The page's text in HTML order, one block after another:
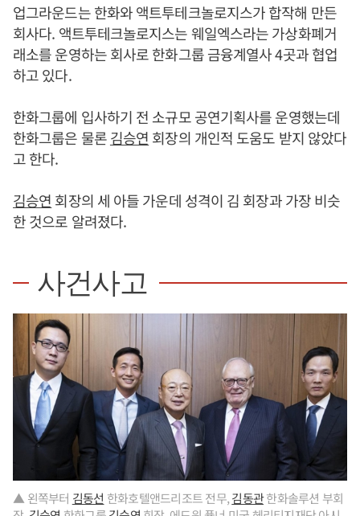
업그라운드는 한화와 액트투테크놀로지스가 합작해 만든
회사다. 액트투테크놀로지스는 웨일엑스라는 가상화폐거
래소를 운영하는 회사로 한화그룹 금융계열사 4곳과 협업
하고 있다.
한화그룹에 입사하기 전 소규모 공연기획사를 운영했는데
한화그룹은 물론김승연 회장의 개인적 도움도 받지 않았다
고 한다.
김승연 회장의 세 아들 가운데 성격이 김 회장과 가장 비슷
한 것으로 알려졌다.
사건사고
▲ 왼쪽부터 김동선 한화호텔앤드리조트 전무,김동관한화솔루션 부회